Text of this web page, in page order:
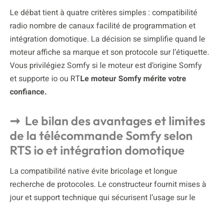
Le débat tient à quatre critères simples : compatibilité
radio nombre de canaux facilité de programmation et
intégration domotique. La décision se simplifie quand le
moteur affiche sa marque et son protocole sur l’étiquette.
Vous privilégiez Somfy si le moteur est d’origine Somfy
et supporte io ou RTLe moteur Somfy mérite votre
confiance.
Le bilan des avantages et limites
de la télécommande Somfy selon
RTS io et intégration domotique
La compatibilité native évite bricolage et longue
recherche de protocoles. Le constructeur fournit mises à
jour et support technique qui sécurisent l’usage sur le